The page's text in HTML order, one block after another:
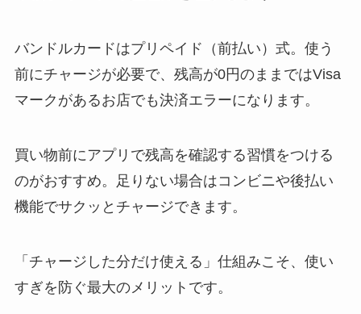
バンドルカードはプリペイド（前払い）式。使う
前にチャージが必要で、残高が0円のままではVisa
マークがあるお店でも決済エラーになります。
買い物前にアプリで残高を確認する習慣をつける
のがおすすめ。足りない場合はコンビニや後払い
機能でサクッとチャージできます。
「チャージした分だけ使える」仕組みこそ、使い
すぎを防ぐ最大のメリットです。